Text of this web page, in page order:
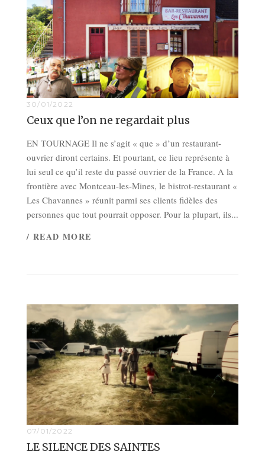
30/01/2022
Ceux que l’on ne regardait plus
EN TOURNAGE Il ne s’agit « que » d’un restaurant-
ouvrier diront certains. Et pourtant, ce lieu représente à
lui seul ce qu’il reste du passé ouvrier de la France. A la
frontière avec Montceau-les-Mines, le bistrot-restaurant «
Les Chavannes » réunit parmi ses clients fidèles des
personnes que tout pourrait opposer. Pour la plupart, ils...
/ READ MORE
07/01/2022
LE SILENCE DES SAINTES